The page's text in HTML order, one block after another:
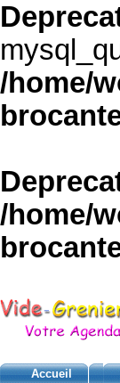
/home/
/home/
Accueil